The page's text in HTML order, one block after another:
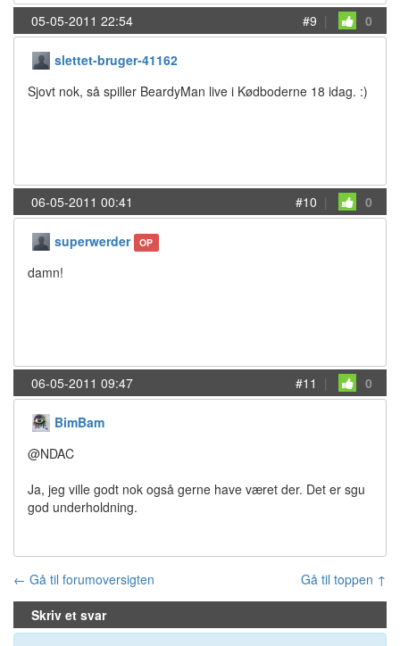
05-05-2011 22:54 #9 | 0
slettet-bruger-41162
Sjovt nok, så spiller BeardyMan live i Kødboderne 18 idag. :)
06-05-2011 00:41 #10 | 0
superwerder OP
damn!
06-05-2011 09:47 #11 | 0
BimBam
@NDAC
Ja, jeg ville godt nok også gerne have været der. Det er sgu
god underholdning.
← Gå til forumoversigten
Gå til toppen ↑
Skriv et svar